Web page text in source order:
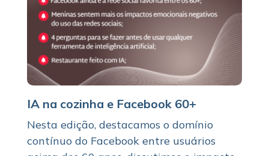
IA na cozinha e Facebook 60+
Nesta edição, destacamos o domínio
contínuo do Facebook entre usuários